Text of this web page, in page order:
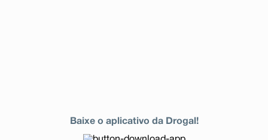
Baixe o aplicativo da Drogal!